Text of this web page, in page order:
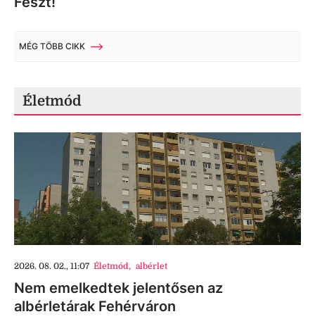
MÉG TÖBB CIKK
Életmód
2026. 08. 02., 11:07 Életmód, albérlet
Nem emelkedtek jelentősen az
albérletárak Fehérváron